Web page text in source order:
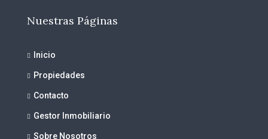
Nuestras Páginas
Inicio
Propiedades
Contacto
Gestor Inmobiliario
Sobre Nosotros